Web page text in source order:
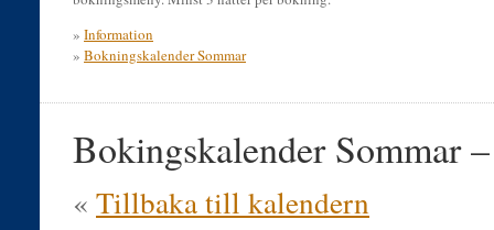
» Information
» Bokningskalender Sommar
Bokingskalender Sommar
« Tillbaka till kalendern